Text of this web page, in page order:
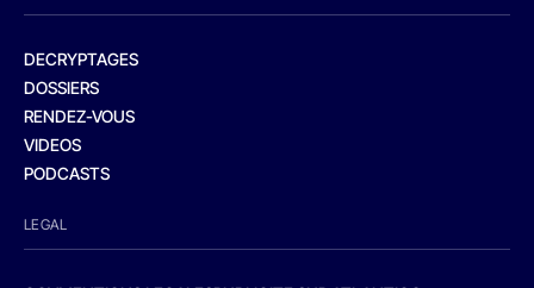
DECRYPTAGES
DOSSIERS
RENDEZ-VOUS
VIDEOS
PODCASTS
LEGAL